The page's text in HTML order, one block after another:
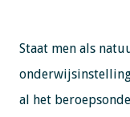
Staat men als
al het